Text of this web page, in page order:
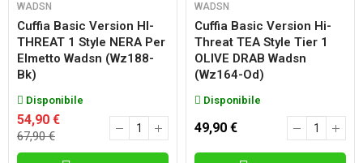
WADSN
Cuffia Basic Version HI-
THREAT 1 Style NERA Per
Elmetto Wadsn (wz188-
Bk)
Disponibile
54,90 €
67,90 €
WADSN
Cuffia Basic Version Hi-
Threat TEA Style Tier 1
OLIVE DRAB Wadsn
(wz164-Od)
Disponibile
49,90 €